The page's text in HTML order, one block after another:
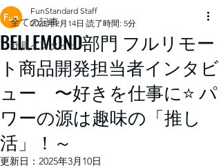
全ての記事
社員インタビュー
BELLEMOND部門 フルリモー
ト商品開発担当者インタビ
ュー 〜好きを仕事に⭐️ パ
ワーの源は趣味の「推し
活」！～
FunStandard Staff
2025年2月14日 読了時間: 5分
更新日： 2025年3月10日